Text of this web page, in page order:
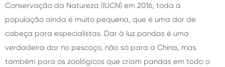
Conservação da Natureza (IUCN) em 2016, toda a
população ainda é muito pequena, que é uma dor de
cabeça para especialistas. Dar à luz pandas é uma
verdadeira dor no pescoço, não só para a China, mas
também para os zoológicos que criam pandas em todo o